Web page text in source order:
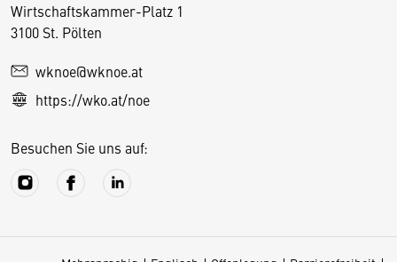
Wirtschaftskammer-Platz 1
3100 St. Pölten
wknoe@wknoe.at
https://wko.at/noe
Besuchen Sie uns auf:
D
e
s
S
e